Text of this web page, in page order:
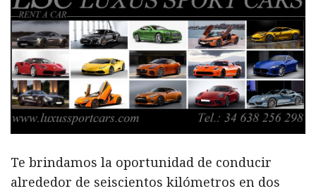
Te brindamos la oportunidad de conducir
alrededor de seiscientos kilómetros en dos